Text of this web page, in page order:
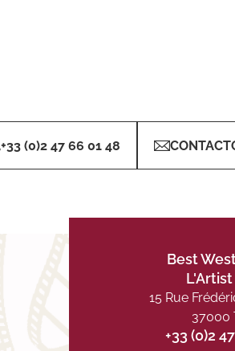
+33 (0)2 47 66 01 48
Best
15 Rue
37000
+33 (0)2